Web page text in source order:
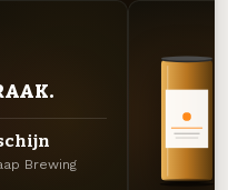
Brewing